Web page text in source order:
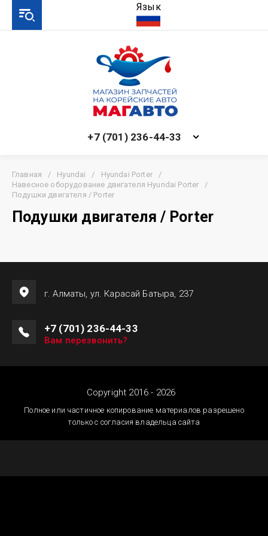
+7 (701) 236-44-33
Главная / Hyundai / Hyundai Porter
/
Навесное оборудование двигателя Hyundai Porter
/
Подушки двигателя / Porter
Подушки двигателя / Porter
г. Алматы, ул. Карасай Батыра, 237
+7 (701) 236-44-33
Вам перезвонить?
Copyright 2016 - 2026
Полное или частичное копирование материалов разрешено
только с согласия владельца сайта
Язык